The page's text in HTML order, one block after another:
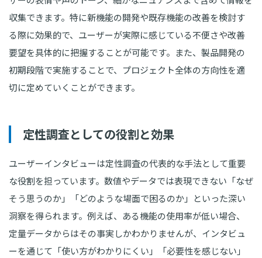
収集できます。特に新機能の開発や既存機能の改善を検討す
る際に効果的で、ユーザーが実際に感じている不便さや改善
要望を具体的に把握することが可能です。また、製品開発の
初期段階で実施することで、プロジェクト全体の方向性を適
切に定めていくことができます。
定性調査としての役割と効果
ユーザーインタビューは定性調査の代表的な手法として重要
な役割を担っています。数値やデータでは表現できない「なぜ
そう思うのか」「どのような場面で困るのか」といった深い
洞察を得られます。例えば、ある機能の使用率が低い場合、
定量データからはその事実しかわかりませんが、インタビュ
ーを通じて「使い方がわかりにくい」「必要性を感じない」